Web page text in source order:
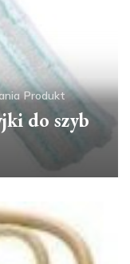
Produkt
do szyb